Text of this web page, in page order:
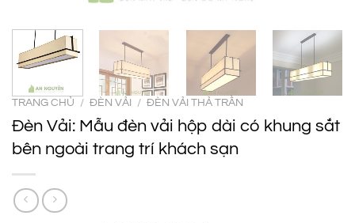
TRANG CHỦ / ĐÈN VẢI / ĐÈN VẢI THẢ TRẦN
Đèn Vải: Mẫu đèn vải hộp dài có khung sắt
bên ngoài trang trí khách sạn